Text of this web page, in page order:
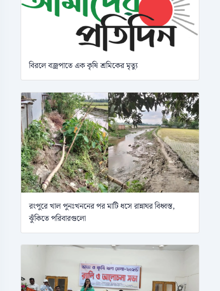
বিরলে বজ্রপাতে এক কৃষি শ্রমিকের মৃত্যু
রংপুরে খাল পুনঃখননের পর মাটি ধসে রান্নাঘর বিধ্বস্ত,
ঝুঁকিতে পরিবারগুলো